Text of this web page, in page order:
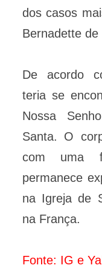
dos casos
Bernadette
De acordo
teria se
Nossa
Santa. O
com uma
permanece
na Igreja de
na França.
Fonte: IG e